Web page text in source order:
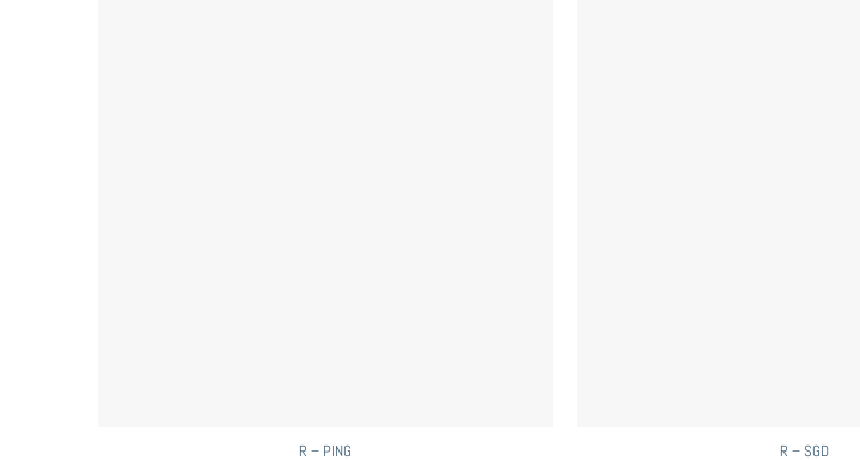
R – PING
R – SGD